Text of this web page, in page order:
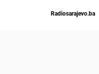
Radiosarajevo.ba